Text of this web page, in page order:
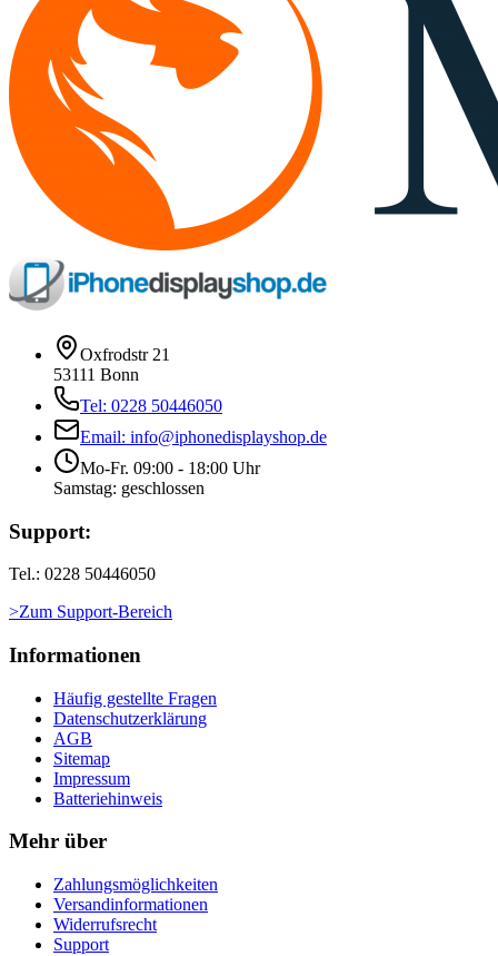
Oxfrodstr 21
53111 Bonn
Tel: 0228 50446050
Email: info@iphonedisplayshop.de
Mo-Fr. 09:00 - 18:00 Uhr
Samstag: geschlossen
Support:
Tel.: 0228 50446050
>Zum Support-Bereich
Informationen
Häufig gestellte Fragen
Datenschutzerklärung
AGB
Sitemap
Impressum
Batteriehinweis
Mehr über
Zahlungsmöglichkeiten
Versandinformationen
Widerrufsrecht
Support